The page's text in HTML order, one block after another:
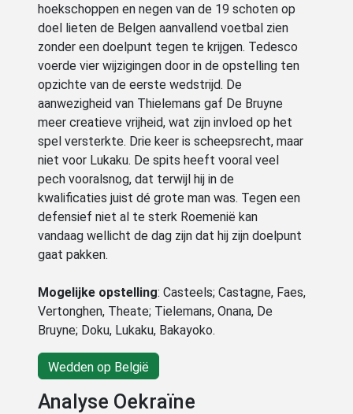
hoekschoppen en negen van de 19 schoten op
doel lieten de Belgen aanvallend voetbal zien
zonder een doelpunt tegen te krijgen. Tedesco
voerde vier wijzigingen door in de opstelling ten
opzichte van de eerste wedstrijd. De
aanwezigheid van Thielemans gaf De Bruyne
meer creatieve vrijheid, wat zijn invloed op het
spel versterkte. Drie keer is scheepsrecht, maar
niet voor Lukaku. De spits heeft vooral veel
pech vooralsnog, dat terwijl hij in de
kwalificaties juist dé grote man was. Tegen een
defensief niet al te sterk Roemenië kan
vandaag wellicht de dag zijn dat hij zijn doelpunt
gaat pakken.
Mogelijke opstelling: Casteels; Castagne, Faes,
Vertonghen, Theate; Tielemans, Onana, De
Bruyne; Doku, Lukaku, Bakayoko.
Wedden op België
Analyse Oekraïne